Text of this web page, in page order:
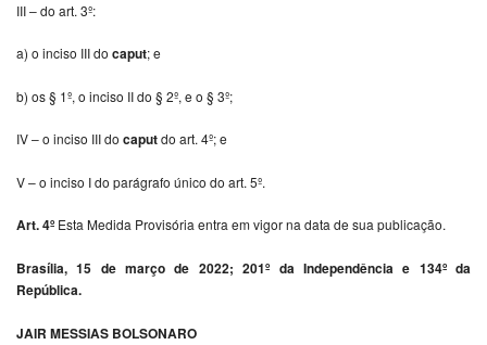
III – do art. 3º:
a) o inciso III do caput; e
b) os § 1º, o inciso II do § 2º, e o § 3º;
IV – o inciso III do caputdo art. 4º; e
V – o inciso I do parágrafo único do art. 5º.
Art. 4º Esta Medida Provisória entra em vigor na data de sua publicação.
Brasília, 15 de março de 2022; 201º da Independência e 134º da
República.
JAIR MESSIAS BOLSONARO